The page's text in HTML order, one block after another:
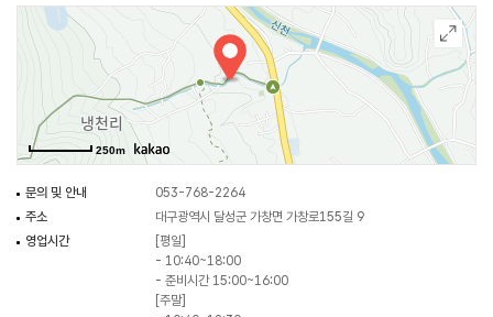
250m
문의 및 안내
053-768-2264
주소
대구광역시 달성군 가창면 가창로155길 9
영업시간
[평일]
- 10:40~18:00
- 준비시간 15:00~16:00
[주말]